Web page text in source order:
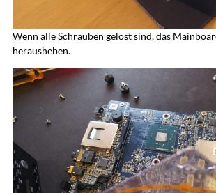
Wenn alle Schrauben gelöst sind, das
herausheben.